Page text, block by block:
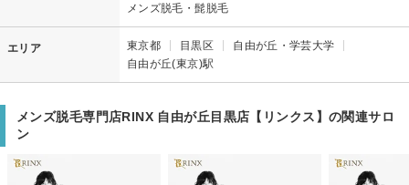
メンズ脱毛・髭脱毛
エリア 東京都 目黒区
自由が丘・学芸大学
自由が丘(東京)駅
メンズ脱毛専門店RINX 自由が丘目黒店【リンクス】の関連サロ
ン